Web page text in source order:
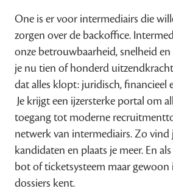
One is er voor intermediairs die
zorgen over de backoffice.
onze betrouwbaarheid, snelheid
je nu tien of honderd
dat alles klopt: juridisch, financieel
Je krijgt een ijzersterke portal om
toegang tot moderne
netwerk van intermediairs. Zo vind
kandidaten en plaats je meer. En
bot of ticketsysteem maar
dossiers kent.